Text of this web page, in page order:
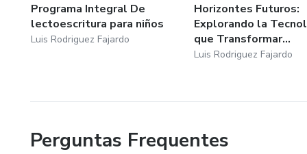
Programa Integral De
lectoescritura para niños
Luis Rodriguez Fajardo
Horizontes Futuros:
Explorando la
que Transformar...
Luis Rodriguez Fajardo
Perguntas Frequentes